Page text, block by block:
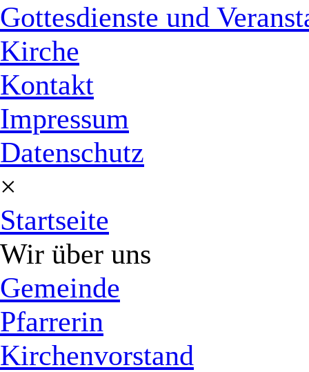
Gottesdienste und
Kirche
Kontakt
Impressum
Datenschutz
×
Startseite
Wir über uns
Gemeinde
Pfarrerin
Kirchenvorstand